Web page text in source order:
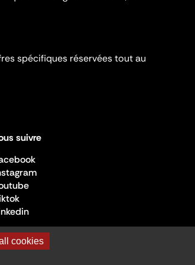
spécifiques réservées tout au
suivre
cookies